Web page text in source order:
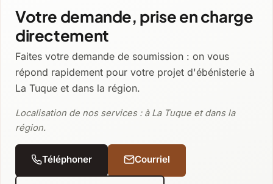
Votre demande, prise en charge
directement
Faites votre demande de soumission : on vous
répond rapidement pour votre projet d'ébénisterie à
La Tuque et dans la région.
Localisation de nos services : à La Tuque et dans la
région.
Téléphoner Courriel